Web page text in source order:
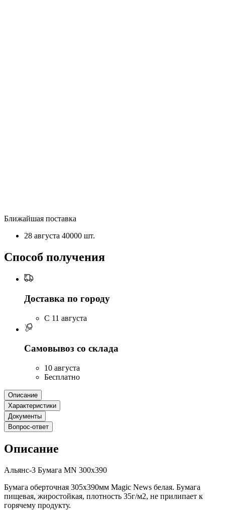
Ближайшая поставка
28 августа 40000 шт.
Способ получения
Доставка по городу
C 11 августа
Самовывоз со склада
10 августа
Бесплатно
Описание
Характеристики
Документы
Вопрос-ответ
Описание
Альянс-3 Бумага MN 300х390
Бумага оберточная 305х390мм Magic News белая. Бумага
пищевая, жиростойкая, плотность 35г/м2, не прилипает к
горячему продукту.